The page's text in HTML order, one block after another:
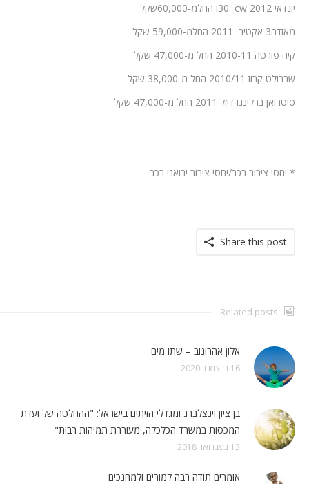
יונדאי i30 cw 2012 החלמ-60,000שקל
מאזדה3 אקטיב 2011 החלמ-59,000 שקל
קיה פורטה 2010-11 החל מ-47,000 שקל
שברולט קרוז 2010/11 החל מ-38,000 שקל
סיטרואן ברלינגו דיזל 2011 החל מ-47,000 שקל
* יחסי ציבור רכב/יחסי ציבור יבואני רכב
Share this post
Related posts
אלון אהרונוב – שתו מים
16 בדצמבר 2020
בן ציון וינצלברג ומגדלי הזיתים בישראל: "ההחלטה של ועדת
המכסות במשרד הכלכלה, מעוררת תמיהות רבות"
13 בפברואר 2018
אומרים תודה רבה למורים ולמחנכים